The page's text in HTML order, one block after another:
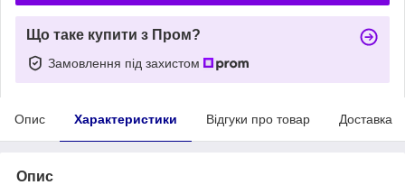
Що таке купити з Пром?
Замовлення під захистом
Опис Характеристики Відгуки про товар Доставка
Опис